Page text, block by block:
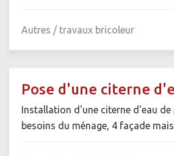
Autres / travaux bricoleur
Pose d'une citerne
Installation d'une citerne d'eau de
besoins du ménage, 4 façade